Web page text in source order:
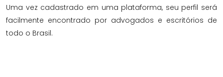
Uma vez cadastrado em uma plataforma, seu perfil será
facilmente encontrado por advogados e escritórios de
todo o Brasil.